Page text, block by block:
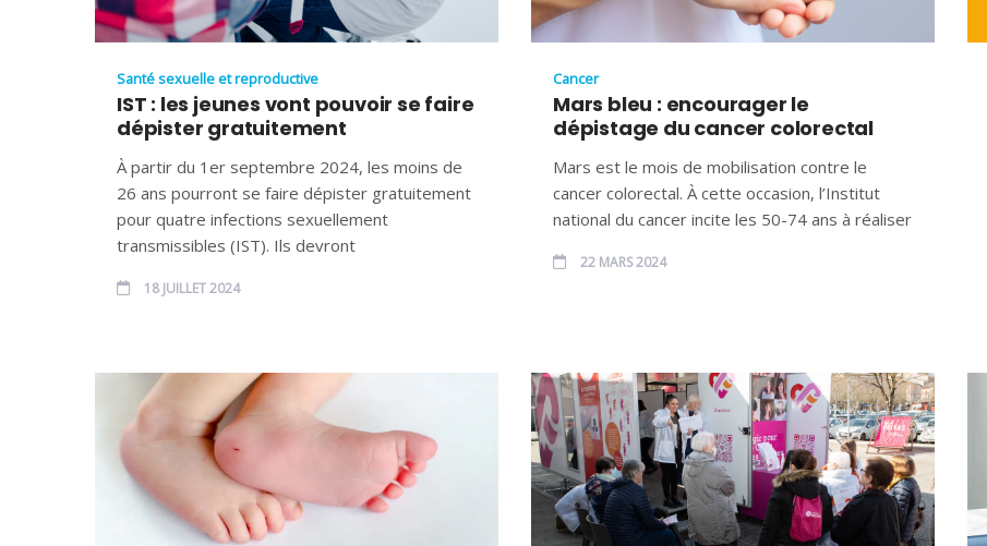
Santé sexuelle et reproductive
IST : les jeunes vont pouvoir se faire
dépister gratuitement
À partir du 1er septembre 2024, les moins de
26 ans pourront se faire dépister gratuitement
pour quatre infections sexuellement
transmissibles (IST). Ils devront
18 JUILLET 2024
Cancer
Mars bleu : encourager le
dépistage du cancer colorectal
Mars est le mois de mobilisation contre le
cancer colorectal. À cette occasion, l’Institut
national du cancer incite les 50-74 ans à réaliser
22 MARS 2024